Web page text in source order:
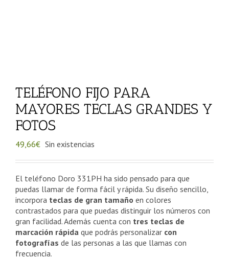
TELÉFONO FIJO PARA
MAYORES TECLAS GRANDES Y
FOTOS
49,66€ Sin existencias
El teléfono Doro 331PH ha sido pensado para que
puedas llamar de forma fácil y rápida. Su diseño sencillo,
incorpora teclas de gran tamaño en colores
contrastados para que puedas distinguir los números con
gran facilidad. Además cuenta con tres teclas de
marcación rápida que podrás personalizar con
fotografías de las personas a las que llamas con
frecuencia.